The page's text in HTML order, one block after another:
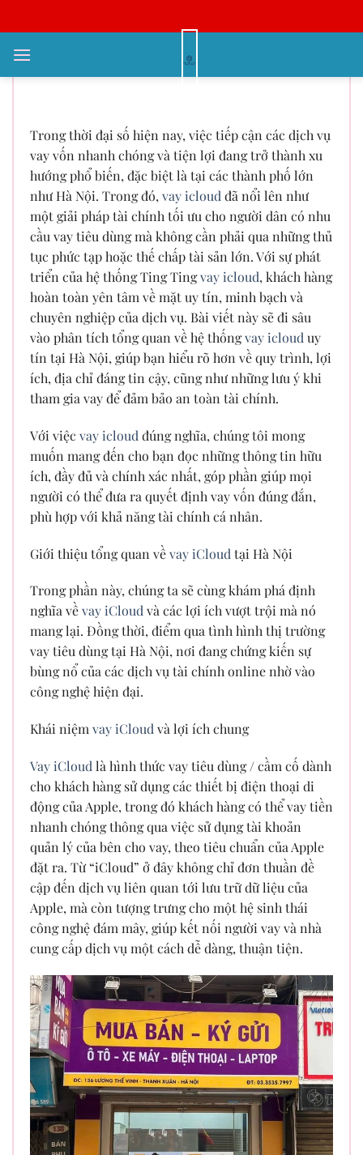
qua
nội
Ting Ting iCloud – Hệ thống vay
Trong thời đại số hiện nay, việc tiếp cận các dịch vụ
vay vốn nhanh chóng và tiện lợi đang trở thành xu
hướng phổ biến, đặc biệt là tại các thành phố lớn
như Hà Nội. Trong đó, vay icloud đã nổi lên như
một giải pháp tài chính tối ưu cho người dân có nhu
cầu vay tiêu dùng mà không cần phải qua những thủ
tục phức tạp hoặc thế chấp tài sản lớn. Với sự phát
triển của hệ thống Ting Tingvay icloud, khách hàng
hoàn toàn yên tâm về mặt uy tín, minh bạch và
chuyên nghiệp của dịch vụ. Bài viết này sẽ đi sâu
vào phân tích tổng quan về hệ thốngvay icloud uy
tín tại Hà Nội, giúp bạn hiểu rõ hơn về quy trình, lợi
ích, địa chỉ đáng tin cậy, cũng như những lưu ý khi
tham gia vay để đảm bảo an toàn tài chính.
Với việc vay icloud đúng nghĩa, chúng tôi mong
muốn mang đến cho bạn đọc những thông tin hữu
ích, đầy đủ và chính xác nhất, góp phần giúp mọi
người có thể đưa ra quyết định vay vốn đúng đắn,
phù hợp với khả năng tài chính cá nhân.
Giới thiệu tổng quan vềvay iCloud tại Hà Nội
Trong phần này, chúng ta sẽ cùng khám phá định
nghĩa vềvay iCloudvà các lợi ích vượt trội mà nó
mang lại. Đồng thời, điểm qua tình hình thị trường
vay tiêu dùng tại Hà Nội, nơi đang chứng kiến sự
bùng nổ của các dịch vụ tài chính online nhờ vào
công nghệ hiện đại.
Khái niệm vay iCloud và lợi ích chung
Vay iCloud là hình thức vay tiêu dùng / cầm cố dành
cho khách hàng sử dụng các thiết bị điện thoại di
động của Apple, trong đó khách hàng có thể vay tiền
nhanh chóng thông qua việc sử dụng tài khoản
quản lý của bên cho vay, theo tiêu chuẩn của Apple
đặt ra. Từ “iCloud” ở đây không chỉ đơn thuần đề
cập đến dịch vụ liên quan tới lưu trữ dữ liệu của
Apple, mà còn tượng trưng cho một hệ sinh thái
công nghệ đám mây, giúp kết nối người vay và nhà
cung cấp dịch vụ một cách dễ dàng, thuận tiện.